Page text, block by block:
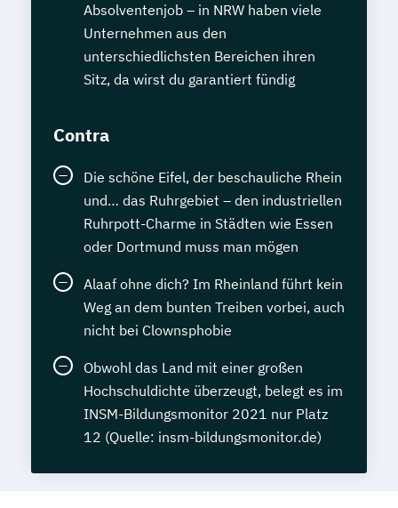
Absolventenjob – in NRW haben viele
Unternehmen aus den
unterschiedlichsten Bereichen ihren
Sitz, da wirst du garantiert fündig
Contra
Die schöne Eifel, der beschauliche Rhein
und… das Ruhrgebiet – den industriellen
Ruhrpott-Charme in Städten wie Essen
oder Dortmund muss man mögen
Alaaf ohne dich? Im Rheinland führt kein
Weg an dem bunten Treiben vorbei, auch
nicht bei Clownsphobie
Obwohl das Land mit einer großen
Hochschuldichte überzeugt, belegt es im
INSM-Bildungsmonitor 2021 nur Platz
12 (Quelle: insm-bildungsmonitor.de)